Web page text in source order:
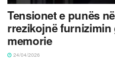
Tensionet e punës
rrezikojnë furnizimin
memorie
24/04/2026